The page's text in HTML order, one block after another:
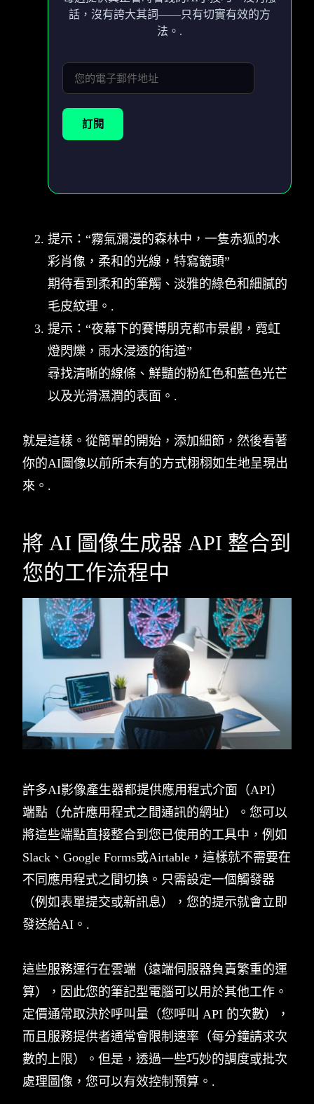
話，沒有誇大其詞——只有切實有效的方
法。.
訂閱
提示：“霧氣瀰漫的森林中，一隻赤狐的水
彩肖像，柔和的光線，特寫鏡頭”
期待看到柔和的筆觸、淡雅的綠色和細膩的
毛皮紋理。.
提示：“夜幕下的賽博朋克都市景觀，霓虹
燈閃爍，雨水浸透的街道”
尋找清晰的線條、鮮豔的粉紅色和藍色光芒
以及光滑濕潤的表面。.
就是這樣。從簡單的開始，添加細節，然後看著
你的AI圖像以前所未有的方式栩栩如生地呈現出
來。.
將 AI 圖像生成器 API 整合到
您的工作流程中
許多AI影像產生器都提供應用程式介面（API）
端點（允許應用程式之間通訊的網址）。您可以
將這些端點直接整合到您已使用的工具中，例如
Slack、Google Forms或Airtable，這樣就不需要在
不同應用程式之間切換。只需設定一個觸發器
（例如表單提交或新訊息），您的提示就會立即
發送給AI。.
這些服務運行在雲端（遠端伺服器負責繁重的運
算），因此您的筆記型電腦可以用於其他工作。
定價通常取決於呼叫量（您呼叫 API 的次數），
而且服務提供者通常會限制速率（每分鐘請求次
數的上限）。但是，透過一些巧妙的調度或批次
處理圖像，您可以有效控制預算。.